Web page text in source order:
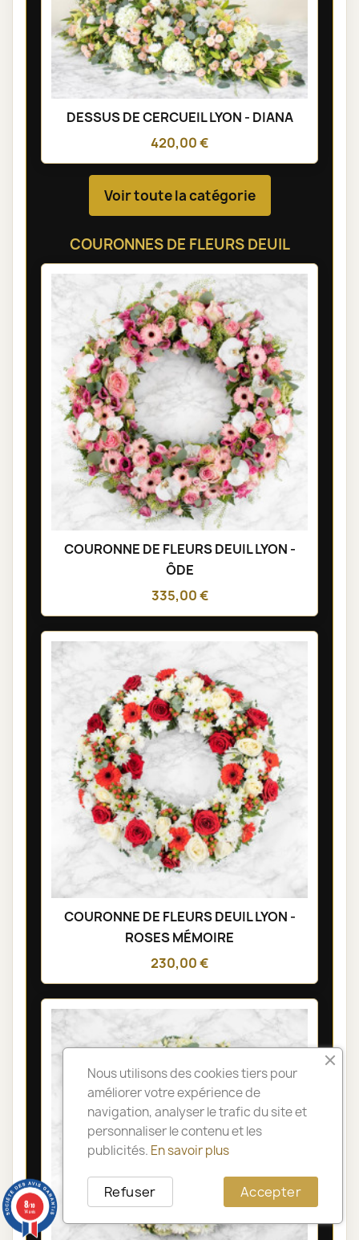
DESSUS DE CERCUEIL LYON - DIANA
420,00 €
Voir toute la catégorie
COURONNES DE FLEURS DEUIL
COURONNE DE FLEURS DEUIL LYON -
ÔDE
335,00 €
COURONNE DE FLEURS DEUIL LYON -
ROSES MÉMOIRE
230,00 €
Nous utilisons des cookies tiers pour
améliorer votre expérience de
navigation, analyser le trafic du site et
personnaliser le contenu et les
publicités. En savoir plus
Accepter
Refuser
8/10
14 avis